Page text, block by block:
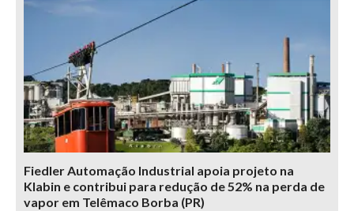
Fiedler Automação Industrial apoia projeto na
Klabin e contribui para redução de 52% na perda de
vapor em Telêmaco Borba (PR)